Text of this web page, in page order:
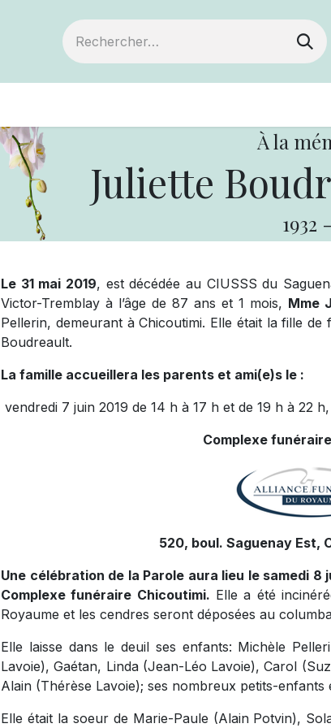
À la
Juliette
1932 -
Le 31 mai 2019, est décédée au CIUSSS du
Victor-Tremblay à l’âge de 87 ans et 1 mois, Mme
Pellerin, demeurant à Chicoutimi. Elle était la fille
Boudreault.
La famille accueillera les parents et ami(e)s le :
vendredi 7 juin 2019 de 14 h à 17 h et de 19 h à 22
Complexe
520, boul. Saguenay Est,
Une célébration de la Parole aura lieu le samedi 8
Complexe funéraire Chicoutimi. Elle a été
Royaume et les cendres seront déposées au
Elle laisse dans le deuil ses enfants: Michèle
Lavoie), Gaétan, Linda (Jean-Léo Lavoie), Carol
Alain (Thérèse Lavoie); ses nombreux petits-
Elle était la soeur de Marie-Paule (Alain Potvin),